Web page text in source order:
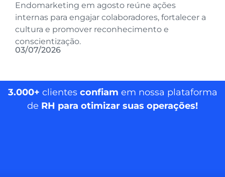
Endomarketing em agosto reúne ações
internas para engajar colaboradores, fortalecer a
cultura e promover reconhecimento e
conscientização.
03/07/2026
3.000+ clientes confiam em nossa plataforma
de RH para otimizar suas operações!